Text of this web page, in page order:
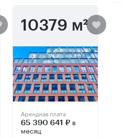
10379 м²
Арендная плата
65 390 641 ₽в
месяц